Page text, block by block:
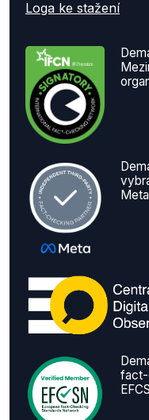
Loga ke stažení
Meta
fact-